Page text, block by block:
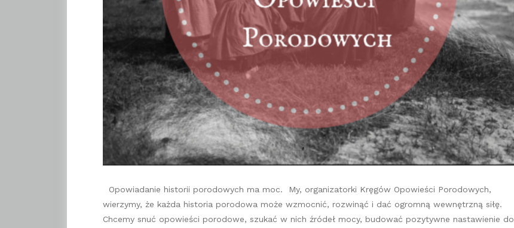
Opowiadanie historii porodowych ma moc. My, organizatorki Kręgów Opowieści Porodowych,
wierzymy, że każda historia porodowa może wzmocnić, rozwinąć i dać ogromną wewnętrzną siłę.
Chcemy snuć opowieści porodowe, szukać w nich źródeł mocy, budować pozytywne nastawienie do